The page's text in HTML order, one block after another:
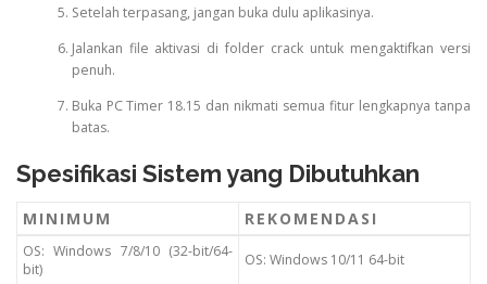
Setelah terpasang, jangan buka dulu aplikasinya.
Jalankan file aktivasi di folder crack untuk mengaktifkan versi
penuh.
Buka PC Timer 18.15 dan nikmati semua fitur lengkapnya tanpa
batas.
Spesifikasi Sistem yang Dibutuhkan
MINIMUM REKOMENDASI
OS: Windows 7/8/10 (32-bit/64-
bit)
OS: Windows 10/11 64-bit